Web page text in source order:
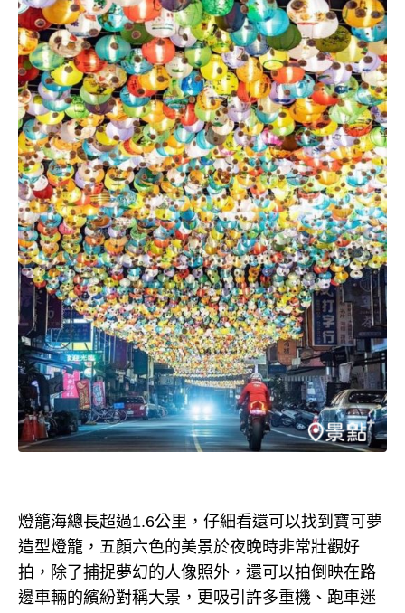
燈籠海總長超過1.6公里，仔細看還可以找到寶可夢
造型燈籠，五顏六色的美景於夜晚時非常壯觀好
拍，除了捕捉夢幻的人像照外，還可以拍倒映在路
邊車輛的繽紛對稱大景，更吸引許多重機、跑車迷